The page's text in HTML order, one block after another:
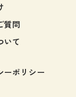
質問
いて
ーポリシー